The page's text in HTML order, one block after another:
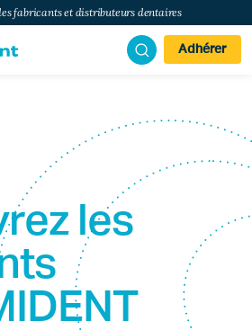
fabricants et distributeurs dentaires
Adhérer
les